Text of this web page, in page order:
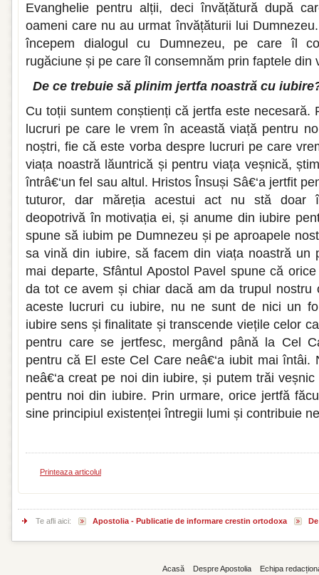
Evanghelie pentru alții, deci învățătură după
oameni care nu au urmat învățăturii lui
începem dialogul cu Dumnezeu, pe care îl
rugăciune și pe care îl consemnăm prin faptele din
De ce trebuie să plinim jertfa noastră cu
Cu toții suntem conștienți că jertfa este necesară.
lucruri pe care le vrem în această viață pentru
noștri, fie că este vorba despre lucruri pe care
viața noastră lăuntrică și pentru viața veșnică,
întrâ€‘un fel sau altul. Hristos Însuși Sâ€‘a jertfit
tuturor, dar măreția acestui act nu stă doar
deopotrivă în motivația ei, și anume din iubire
spune să iubim pe Dumnezeu și pe aproapele
sa vină din iubire, să facem din viața noastră un
mai departe, Sfântul Apostol Pavel spune că
da tot ce avem și chiar dacă am da trupul nostru
aceste lucruri cu iubire, nu ne sunt de nici un
iubire sens și finalitate și transcende viețile celor
pentru care se jertfesc, mergând până la Cel
pentru că El este Cel Care neâ€‘a iubit mai întâi.
neâ€‘a creat pe noi din iubire, și putem trăi
pentru noi din iubire. Prin urmare, orice jertfă
sine principiul existenței întregii lumi și contribuie
Printeaza articolul
Te afli aici: Apostolia - Publicatie de informare crestin ortodoxa
Acasă Despre Apostolia Echipa